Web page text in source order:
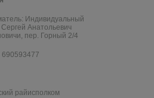
Индивидуальный
Анатольевич
пер. Горный 2/4
райисполком